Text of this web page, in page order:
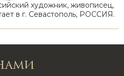
художник, живописец,
в г. Севастополь, РОССИЯ.